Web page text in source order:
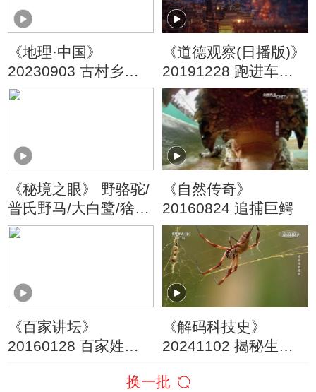
《地理·中国》
20230903 古村乡愁6·
探秘星象村 上
《道德观察(日播版)》
20191228 跑进车流
的孩子
《秘境之眼》 野骆驼/
普氏野马/大白鹭/猞猁
20220515
《自然传奇》
20160824 追捕巨鳄
《百家讲坛》
20160128 百家姓
《解码科技史》
20241102 揭秘生物
换一批